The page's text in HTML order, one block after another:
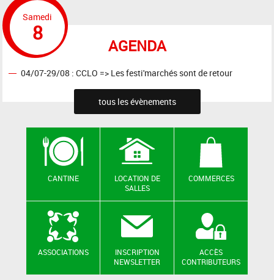
AGENDA
Samedi
8
04/07-29/08 : CCLO => Les festi'marchés sont de retour
tous les évènements
CANTINE
LOCATION DE
SALLES
COMMERCES
ASSOCIATIONS
INSCRIPTION
NEWSLETTER
ACCÈS
CONTRIBUTEURS